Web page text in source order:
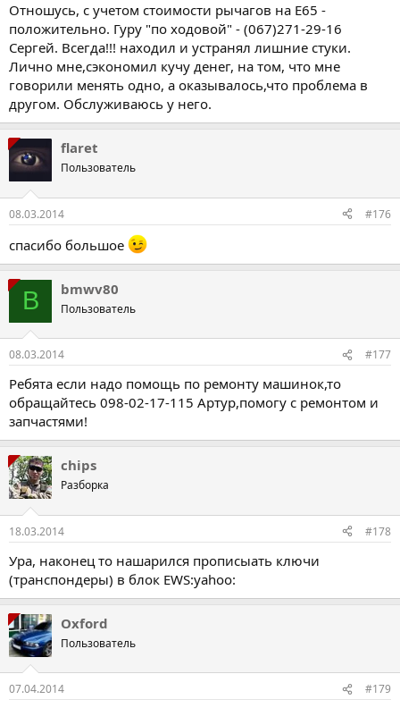
Отношусь, с учетом стоимости рычагов на Е65 -
положительно. Гуру "по ходовой" - (067)271-29-16
Сергей. Всегда!!! находил и устранял лишние стуки.
Лично мне,сэкономил кучу денег, на том, что мне
говорили менять одно, а оказывалось,что проблема в
другом. Обслуживаюсь у него.
flaret
Пользователь
08.03.2014 #176
спасибо большое
B bmwv80
Пользователь
08.03.2014 #177
Ребята если надо помощь по ремонту машинок,то
обращайтесь 098-02-17-115 Артур,помогу с ремонтом и
запчастями!
chips
Разборка
18.03.2014 #178
Ура, наконец то нашарился прописыать ключи
(транспондеры) в блок EWS:yahoo:
Oxford
Пользователь
07.04.2014 #179